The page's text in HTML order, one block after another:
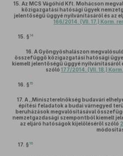
15. Az MCS Vágóhíd Kft. Mohácson
közigazgatási hatósági ügyek
jelentőségű üggyé nyilvánításáról és az
166/2014. (VII. 17.) Korm.
15. § 14
16. A Gyöngyöshalászon
összefüggő közigazgatási hatósági
kiemelt jelentőségű üggyé nyilvánításáról
szóló 177/2014. (VII. 18.)
16. § 15
17. A „Miniszterelnökség budavári
építési feladatok a budai várnegyed
beruházások megvalósításával
nemzetgazdasági szempontból kiemelt
az eljáró hatóságok kijelöléséről szóló
17. § 16